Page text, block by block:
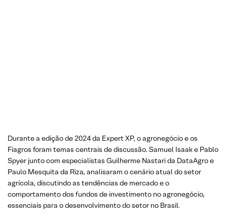
Durante a edição de 2024 da Expert XP, o agronegócio e os
Fiagros foram temas centrais de discussão. Samuel Isaak e Pablo
Spyer junto com especialistas Guilherme Nastari da DataAgro e
Paulo Mesquita da Riza, analisaram o cenário atual do setor
agrícola, discutindo as tendências de mercado e o
comportamento dos fundos de investimento no agronegócio,
essenciais para o desenvolvimento do setor no Brasil.